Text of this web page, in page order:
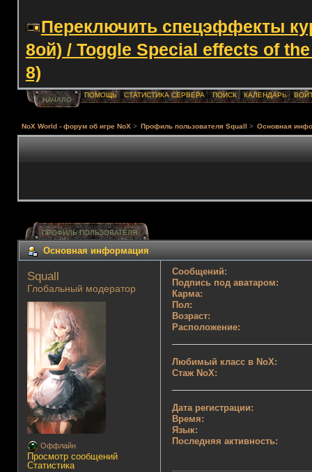
Переключить спецэффекты
8ой) / Toggle Special effects of
8)
НАЧАЛО
ПОМОЩЬ СТАТИСТИКА СЕРВЕРА ПОИСК КАЛЕНДАРЬ
NoX World - форум об игре NoX > Профиль пользователя Squall > Основная
ПРОФИЛЬ ПОЛЬЗОВАТЕЛЯ
Основная информация
Squall
Глобальный модератор
Оффлайн
Просмотр сообщений
Статистика
Сообщений:
Подпись под аватаром:
Карма:
Пол:
Возраст:
Расположение:
Любимый класс в NoX:
Стаж NoX:
Дата регистрации:
Время:
Язык:
Последняя активность: